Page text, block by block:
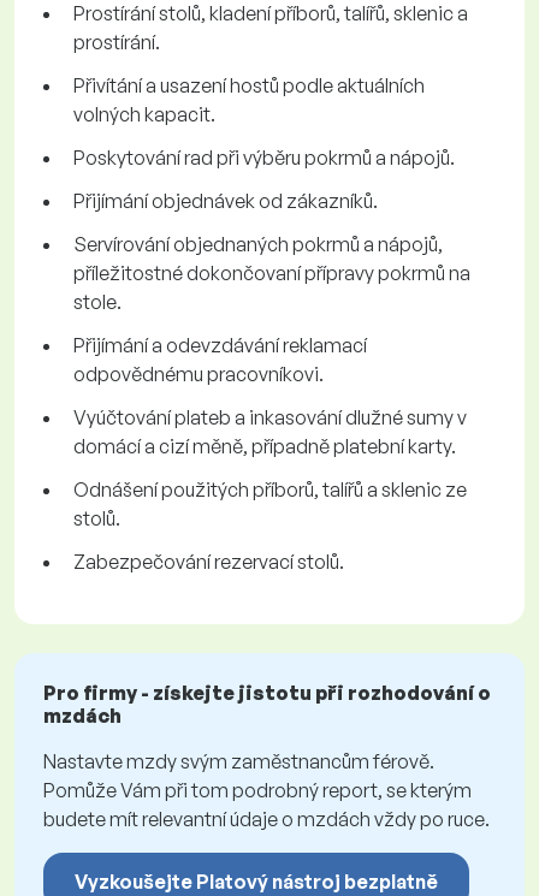
Prostírání stolů, kladení příborů, talířů, sklenic a
prostírání.
Přivítání a usazení hostů podle aktuálních
volných kapacit.
Poskytování rad při výběru pokrmů a nápojů.
Přijímání objednávek od zákazníků.
Servírování objednaných pokrmů a nápojů,
příležitostné dokončovaní přípravy pokrmů na
stole.
Přijímání a odevzdávání reklamací
odpovědnému pracovníkovi.
Vyúčtování plateb a inkasování dlužné sumy v
domácí a cizí měně, případně platební karty.
Odnášení použitých příborů, talířů a sklenic ze
stolů.
Zabezpečování rezervací stolů.
Pro firmy - získejte jistotu při rozhodování o
mzdách
Nastavte mzdy svým zaměstnancům férově.
Pomůže Vám při tom podrobný report, se kterým
budete mít relevantní údaje o mzdách vždy po ruce.
Vyzkoušejte Platový nástroj bezplatně